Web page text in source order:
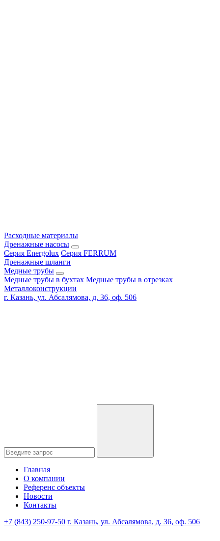
Расходные материалы
Дренажные насосы
Серия Energolux Серия FERRUM
Дренажные шланги
Медные трубы
Медные трубы в бухтах Медные трубы в отрезках
Металлоконструкции
г. Казань, ул. Абсалямова, д. 36, оф. 506
Главная
О компании
Референс объекты
Новости
Контакты
+7 (843) 250-97-50 г. Казань, ул. Абсалямова, д. 36, оф. 506